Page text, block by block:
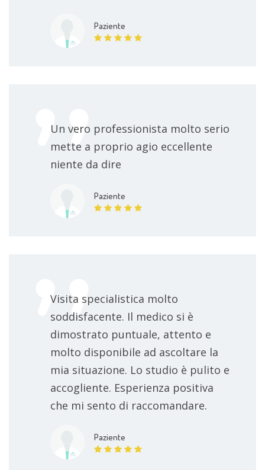
Paziente
Un vero professionista molto serio
mette a proprio agio eccellente
niente da dire
Paziente
Visita specialistica molto
soddisfacente. Il medico si è
dimostrato puntuale, attento e
molto disponibile ad ascoltare la
mia situazione. Lo studio è pulito e
accogliente. Esperienza positiva
che mi sento di raccomandare.
Paziente